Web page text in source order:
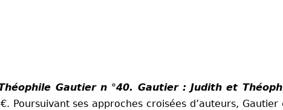
Gautier n °40. Gautier : Judith et
Poursuivant ses approches croisées d’auteurs,